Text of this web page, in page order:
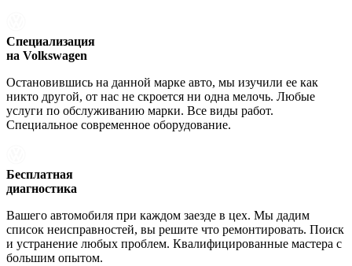
Специализация
на Volkswagen
Остановившись на данной марке авто, мы изучили ее как
никто другой, от нас не скроется ни одна мелочь. Любые
услуги по обслуживанию марки. Все виды работ.
Специальное современное оборудование.
Бесплатная
диагностика
Вашего автомобиля при каждом заезде в цех. Мы дадим
список неисправностей, вы решите что ремонтировать. Поиск
и устранение любых проблем. Квалифицированные мастера с
большим опытом.